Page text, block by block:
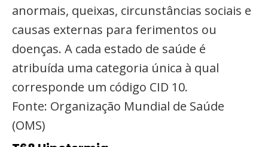
anormais, queixas, circunstâncias sociais e
causas externas para ferimentos ou
doenças. A cada estado de saúde é
atribuída uma categoria única à qual
corresponde um código CID 10.
Fonte: Organização Mundial de Saúde
(OMS)